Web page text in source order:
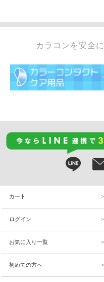
カラコンを安全
カート
ログイン
お気に入り一覧
初めての方へ